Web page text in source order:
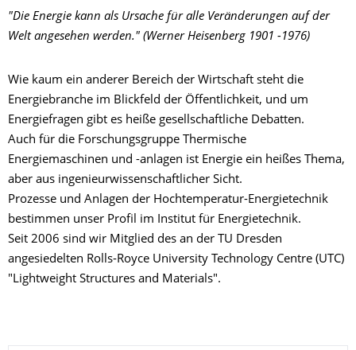
"Die Energie kann als Ursache für alle Veränderungen auf der
Welt angesehen werden." (Werner Heisenberg 1901 -1976)
Wie kaum ein anderer Bereich der Wirtschaft steht die
Energiebranche im Blickfeld der Öffentlichkeit, und um
Energiefragen gibt es heiße gesellschaftliche Debatten.
Auch für die Forschungsgruppe Thermische
Energiemaschinen und -anlagen ist Energie ein heißes Thema,
aber aus ingenieurwissenschaftlicher Sicht.
Prozesse und Anlagen der Hochtemperatur-Energietechnik
bestimmen unser Profil im Institut für Energietechnik.
Seit 2006 sind wir Mitglied des an der TU Dresden
angesiedelten Rolls-Royce University Technology Centre (UTC)
"Lightweight Structures and Materials".